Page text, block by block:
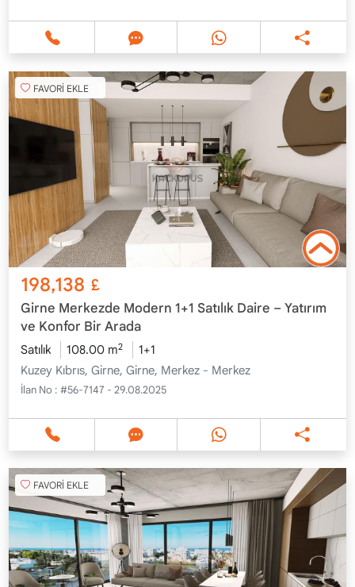
FAVORİ EKLE
198,138 £
Girne Merkezde Modern 1+1 Satılık Daire – Yatırım
ve Konfor Bir Arada
Satılık 108.00 m2
1+1
Kuzey Kıbrıs, Girne, Girne, Merkez - Merkez
İlan No : #56-7147 - 29.08.2025
FAVORİ EKLE